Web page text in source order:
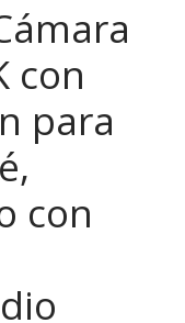
con
para
con